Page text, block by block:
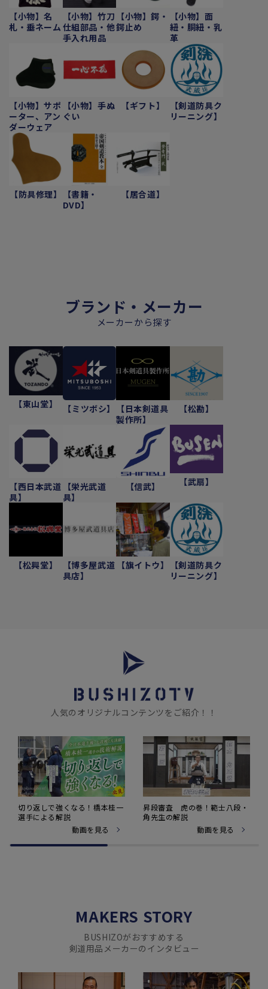
【小物】名
札・垂ネーム
【小物】竹刀
仕組部品・他
手入れ用品
【小物】鍔・
鍔止め
【小物】面
紐・胴紐・乳
革
【小物】サポ
ーター、アン
ダーウェア
【小物】手ぬ
ぐい
【ギフト】
【剣道防具ク
リーニング】
【防具修理】
【書籍・
DVD】
【居合道】
ブランド・メーカー
メーカーから探す
【東山堂】 【ミツボシ】
【日本剣道具
製作所】
【松勘】
【西日本武道
具】
【栄光武道
具】
【信武】 【武扇】
【松興堂】
【博多屋武道
具店】
【旗イトウ】
【剣道防具ク
リーニング】
人気のオリジナルコンテンツをご紹介！！
切り返しで強くなる！橋本桂一
選手による解説
動画を見る
昇段審査 虎の巻！範士八段・
角先生の解説
動画を見る
MAKERS STORY
BUSHIZOがおすすめする
剣道用品メーカーのインタビュー